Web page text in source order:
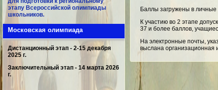
этапу Всероссийской олимпиады
школьников.
Московская олимпиада
Дистанционный этап - 2-15 декабря
2025 г.
Заключительный этап - 14 марта 2026
г.
Баллы загружены в личные
К участию во 2 этапе
37 и более баллов,
На электронные почты,
выслана организационная